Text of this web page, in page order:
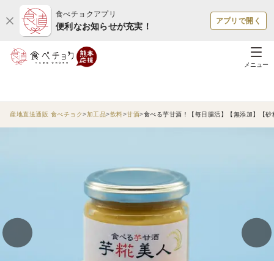
食べチョクアプリ
便利なお知らせが充実！
アプリで開く
メニュー
産地直送通販 食べチョク 加工品 飲料 甘酒 食べる芋甘酒！【毎日腸活】【無添加】【砂